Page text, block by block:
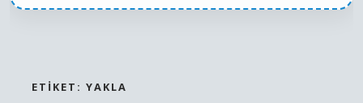
ETIKET: YAKLA